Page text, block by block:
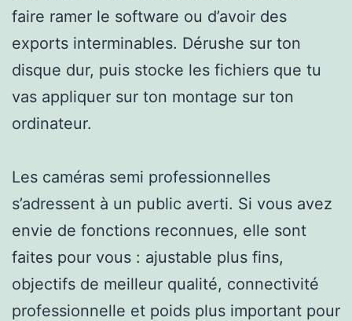
faire ramer le software ou d’avoir des
exports interminables. Dérushe sur ton
disque dur, puis stocke les fichiers que tu
vas appliquer sur ton montage sur ton
ordinateur.
Les caméras semi professionnelles
s’adressent à un public averti. Si vous avez
envie de fonctions reconnues, elle sont
faites pour vous : ajustable plus fins,
objectifs de meilleur qualité, connectivité
professionnelle et poids plus important pour